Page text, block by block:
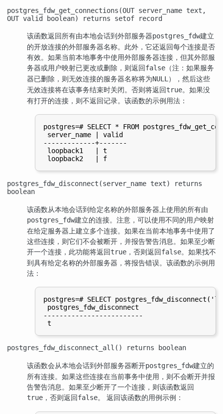
postgres_fdw_get_connections(OUT server_name text,
OUT valid boolean) returns setof record
该函数返回所有由本地会话到外部服务器postgres_fdw建立
的开放连接的外部服务器名称。此外，它还返回每个连接是否
有效。如果当前本地事务中使用外部服务器连接，但其外部服
务器或用户映射已更改或删除，则返回false （注：如果服务
器已删除，则无效连接的服务器名称将为NULL），然后这些
无效连接将在该事务结束时关闭。否则将返回true。如果没
有打开的连接，则不返回记录。该函数的示例用法：
postgres=# SELECT * FROM
server_name | valid
-------------+-------
loopback1   | t
postgres_fdw_disconnect(server_name text) returns
boolean
该函数从本地会话到给定名称的外部服务器上使用的所有由
postgres_fdw建立的连接。注意，可以使用不同的用户映射
在给定服务器上建立多个连接。如果在当前本地事务中使用了
这些连接，则它们不会被断开，并报告警告消息。如果至少断
开一个连接，此功能将返回true ，否则返回false。如果找不
到具有给定名称的外部服务器，将报告错误。该函数的示例用
法：
postgres=# SELECT
postgres_fdw_disconnect
-------------------------
postgres_fdw_disconnect_all() returns boolean
该函数会从本地会话到外部服务器断开postgres_fdw建立的
所有连接。如果这些连接在当前事务中使用，则不会断开并报
告警告消息。如果至少断开了一个连接，则该函数返回
true ，否则返回false。 返回该函数的用例示例：